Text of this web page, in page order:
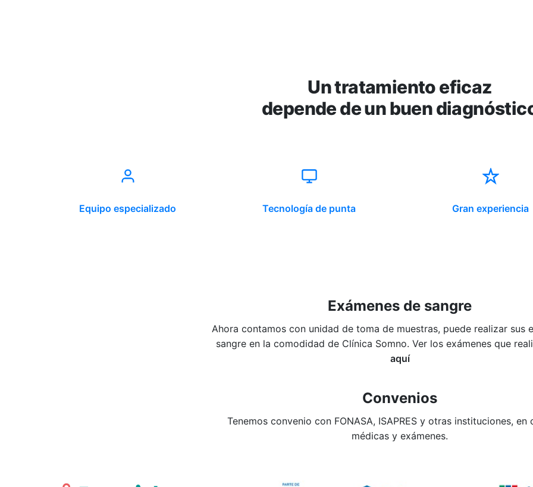
Un tratamiento eficaz
depende de un buen
Equipo especializado Tecnología de punta Gran experiencia
Exámenes de sangre
Ahora contamos con unidad de toma de muestras, puede realizar sus
sangre en la comodidad de Clínica Somno. Ver los exámenes que
aquí
Convenios
Tenemos convenio con FONASA, ISAPRES y otras instituciones, en
médicas y exámenes.